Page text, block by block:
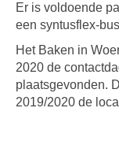
Er is voldoende
een syntusflex-
Het Baken in
2020 de
plaatsgevonden.
2019/2020 de